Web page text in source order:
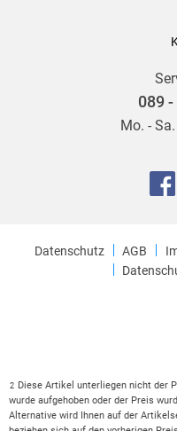
089
Mo. -
Datenschutz AGB
2
Diese Artikel unterliegen nicht der
wurde aufgehoben oder der Preis
Alternative wird Ihnen auf der